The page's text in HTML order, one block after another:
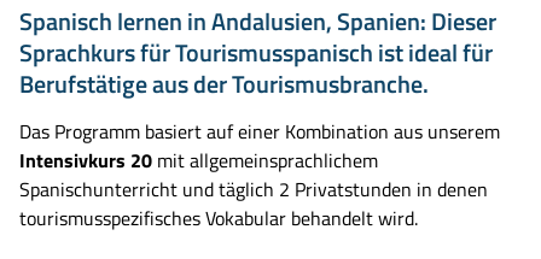
Spanisch lernen in Andalusien, Spanien: Dieser
Sprachkurs für Tourismusspanisch ist ideal für
Berufstätige aus der Tourismusbranche.
Das Programm basiert auf einer Kombination aus unserem
Intensivkurs 20 mit allgemeinsprachlichem
Spanischunterricht und täglich 2 Privatstunden in denen
tourismusspezifisches Vokabular behandelt wird.